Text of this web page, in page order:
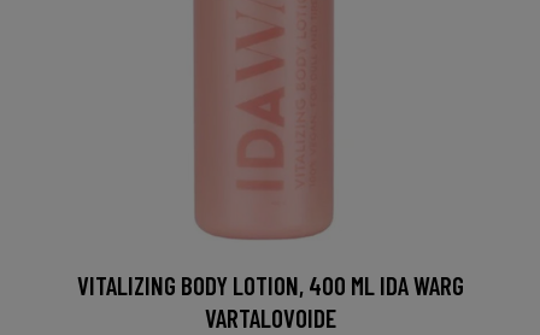
VITALIZING BODY LOTION, 400 ML IDA WARG
VARTALOVOIDE